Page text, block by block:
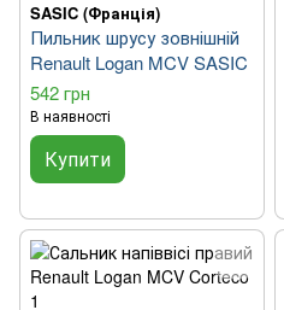
SASIC (Франція)
Пильник шрусу зовнішній
Renault Logan MCV SASIC
542 грн
В наявності
Купити